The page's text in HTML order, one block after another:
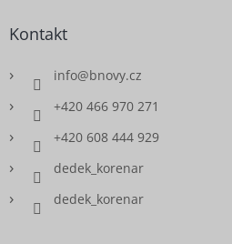
Kontakt
info@bnovy.cz
+420 466 970 271
+420 608 444 929
dedek_korenar
dedek_korenar